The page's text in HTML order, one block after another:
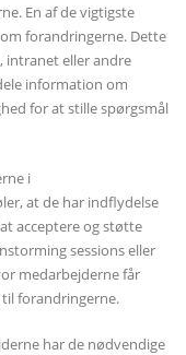
En af de vigtigste
forandringerne. Dette
intranet eller andre
information om
for at stille spørgsmål
i
at de har indflydelse
acceptere og støtte
sessions eller
medarbejderne får
forandringerne.
har de nødvendige